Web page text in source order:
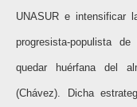
UNASUR e intensificar
progresista-populista
quedar huérfana del
(Chávez). Dicha